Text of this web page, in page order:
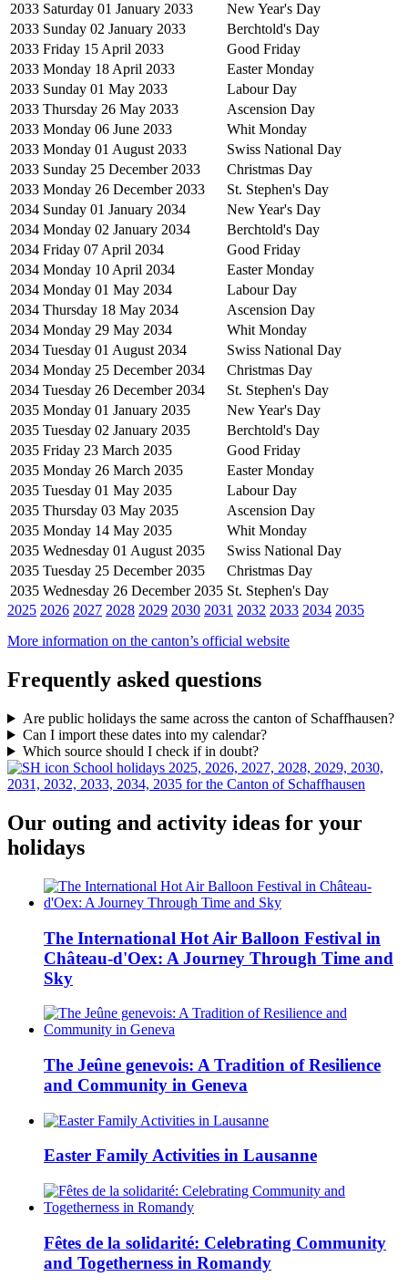
2033 Saturday 01 January 2033
New Year's Day
2033 Sunday 02 January 2033
Berchtold's Day
2033 Friday 15 April 2033
Good Friday
2033 Monday 18 April 2033
Easter Monday
2033 Sunday 01 May 2033
Labour Day
2033 Thursday 26 May 2033
Ascension Day
2033 Monday 06 June 2033
Whit Monday
2033 Monday 01 August 2033
Swiss National Day
2033 Sunday 25 December 2033
Christmas Day
2033 Monday 26 December 2033
St. Stephen's Day
2034 Sunday 01 January 2034
New Year's Day
2034 Monday 02 January 2034
Berchtold's Day
2034 Friday 07 April 2034
Good Friday
2034 Monday 10 April 2034
Easter Monday
2034 Monday 01 May 2034
Labour Day
2034 Thursday 18 May 2034
Ascension Day
2034 Monday 29 May 2034
Whit Monday
2034 Tuesday 01 August 2034
Swiss National Day
2034 Monday 25 December 2034
Christmas Day
2034 Tuesday 26 December 2034
St. Stephen's Day
2035 Monday 01 January 2035
New Year's Day
2035 Tuesday 02 January 2035
Berchtold's Day
2035 Friday 23 March 2035
Good Friday
2035 Monday 26 March 2035
Easter Monday
2035 Tuesday 01 May 2035
Labour Day
2035 Thursday 03 May 2035
Ascension Day
2035 Monday 14 May 2035
Whit Monday
2035 Wednesday 01 August 2035
Swiss National Day
2035 Tuesday 25 December 2035
Christmas Day
2035 Wednesday 26 December 2035 St. Stephen's Day
2025 2026 2027 2028 2029 2030 2031 2032 2033 2034 2035
More information on the canton’s official website
Frequently asked questions
Are public holidays the same across the canton of Schaffhausen?
Can I import these dates into my calendar?
Which source should I check if in doubt?
School holidays 2025, 2026, 2027, 2028, 2029, 2030,
2031, 2032, 2033, 2034, 2035 for the Canton of Schaffhausen
Our outing and activity ideas for your
holidays
The International Hot Air Balloon Festival in
Château-d'Oex: A Journey Through Time and
Sky
The Jeûne genevois: A Tradition of Resilience
and Community in Geneva
Easter Family Activities in Lausanne
Fêtes de la solidarité: Celebrating Community
and Togetherness in Romandy